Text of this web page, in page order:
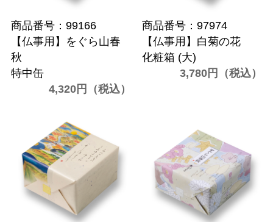
商品番号：99166
【仏事用】をぐら山春
秋
特中缶
4,320円（税込）
商品番号：97974
【仏事用】白菊の花
化粧箱 (大)
3,780円（税込）